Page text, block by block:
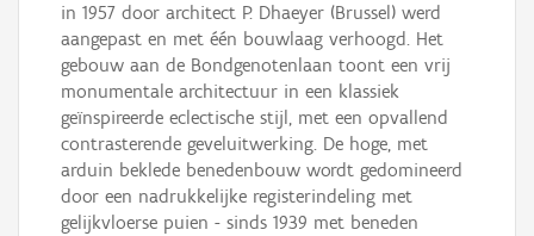
in 1957 door architect P. Dhaeyer (Brussel) werd
aangepast en met één bouwlaag verhoogd. Het
gebouw aan de Bondgenotenlaan toont een vrij
monumentale architectuur in een klassiek
geïnspireerde eclectische stijl, met een opvallend
contrasterende geveluitwerking. De hoge, met
arduin beklede benedenbouw wordt gedomineerd
door een nadrukkelijke registerindeling met
gelijkvloerse puien - sinds 1939 met beneden